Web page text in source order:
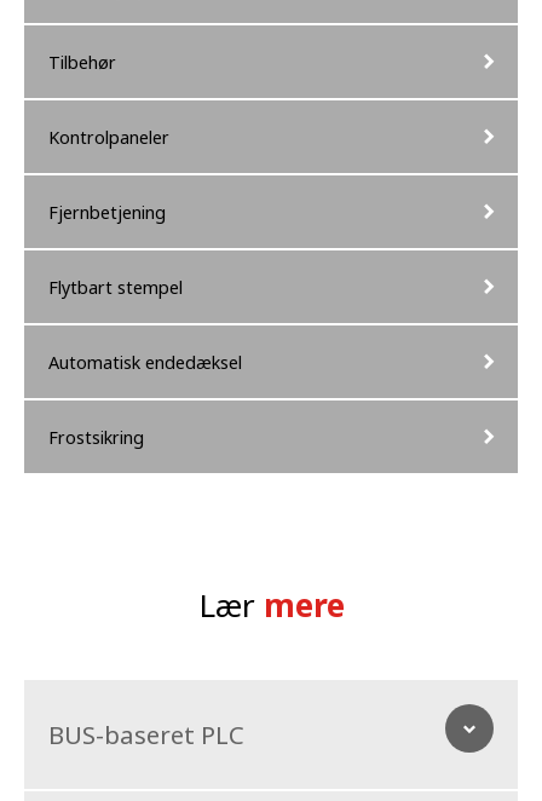
Tilbehør
Kontrolpaneler
Fjernbetjening
Flytbart stempel
Automatisk endedæksel
Frostsikring
Lær mere
BUS-baseret PLC